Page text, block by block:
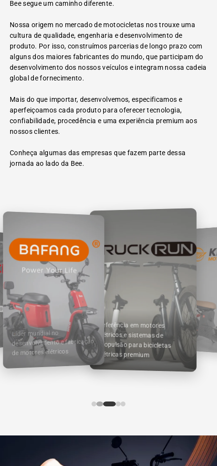
Bee segue um caminho diferente.
Nossa origem no mercado de motocicletas nos trouxe uma
cultura de qualidade, engenharia e desenvolvimento de
produto. Por isso, construímos parcerias de longo prazo com
alguns dos maiores fabricantes do mundo, que participam do
desenvolvimento dos nossos veículos e integram nossa cadeia
global de fornecimento.
Mais do que importar, desenvolvemos, especificamos e
aperfeiçoamos cada produto para oferecer tecnologia,
confiabilidade, procedência e uma experiência premium aos
nossos clientes.
Conheça algumas das empresas que fazem parte dessa
jornada ao lado da Bee.
Referência em motores
elétricos e sistemas de
propulsão para bicicletas
elétricas premium